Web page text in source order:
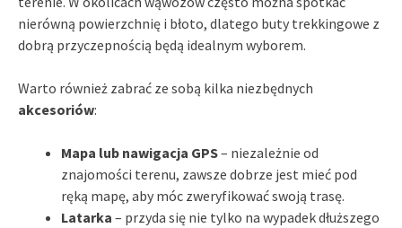
nierówną powierzchnię i błoto, dlatego buty trekkingowe z
dobrą przyczepnością będą idealnym wyborem.
Warto również zabrać ze sobą kilka niezbędnych
akcesoriów:
Mapa lub nawigacja GPS– niezależnie od
znajomości terenu, zawsze dobrze jest mieć pod
ręką mapę, aby móc zweryfikować swoją trasę.
Latarka – przyda się nie tylko na wypadek dłuższego